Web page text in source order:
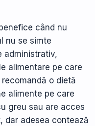
când nu
nu se simte
administrativ,
alimentare pe care
o dietă
alimente pe care
greu sau are acces
dar adesea contează